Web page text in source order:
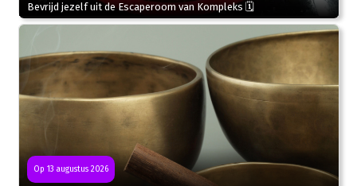
Bevrijd jezelf uit de Escaperoom van Kompleks 🗓
Op 13 augustus 2026